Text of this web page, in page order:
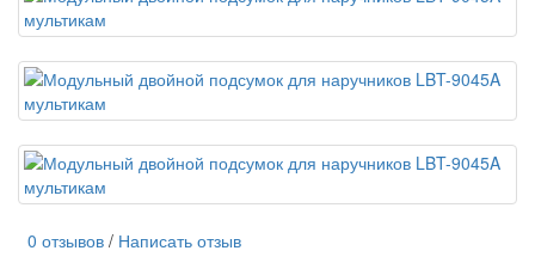
0 отзывов / Написать отзыв